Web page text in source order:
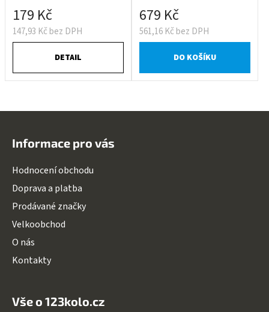
147,93 Kč bez DPH
179 Kč
DETAIL
561,16 Kč bez DPH
679 Kč
DO KOŠÍKU
Informace pro vás
Hodnocení obchodu
Doprava a platba
Prodávané značky
Velkoobchod
O nás
Kontakty
Vše o 123kolo.cz